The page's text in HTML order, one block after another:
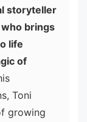
storyteller
brings
life
of
Toni
growing